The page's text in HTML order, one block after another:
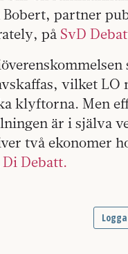
Bobert, partner
på SvD
vilket LO
klyftorna. Men
är i själva
två ekonomer
Di Debatt.